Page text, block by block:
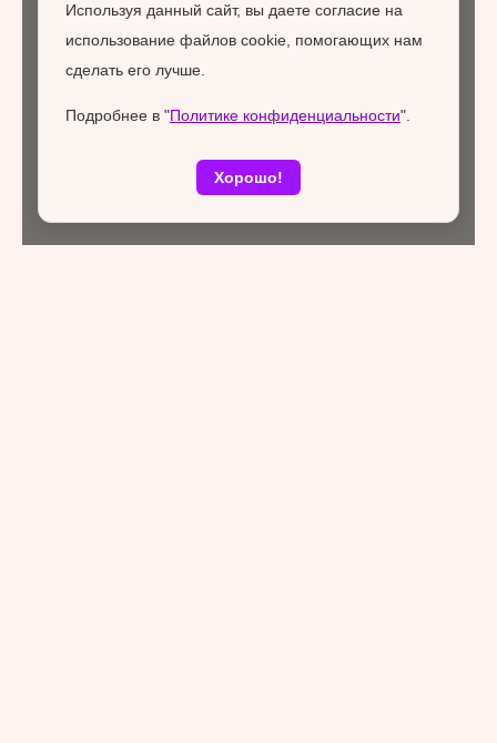
Спецпроект 26 декабря 2025
Используя данный сайт, вы даете согласие на
использование файлов cookie, помогающих нам
сделать его лучше.
Подробнее в "Политике конфиденциальности".
Хорошо!